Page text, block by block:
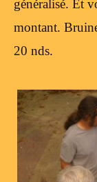
généralisé. Et
montant.
20 nds.